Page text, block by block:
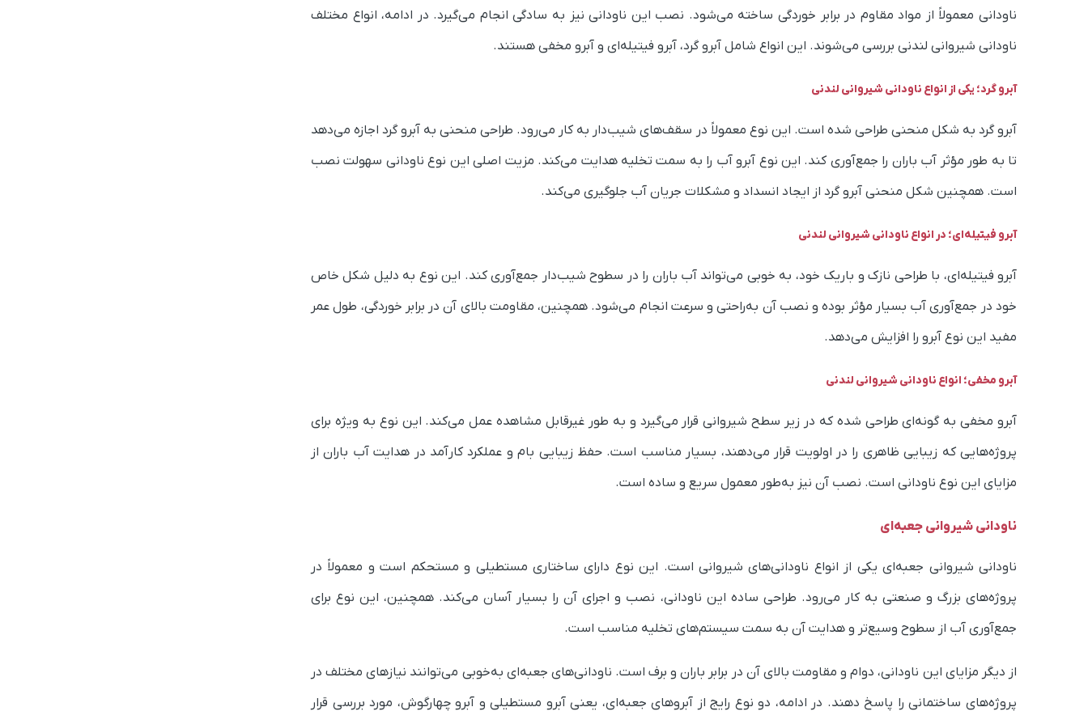
ناودانی معمولاً از مواد مقاوم در برابر خوردگی ساخته می‌شود. نصب این ناودانی نیز به سادگی انجام می‌گیرد. در ادامه، انواع مختلف
ناودانی شیروانی لندنی بررسی می‌شوند. این انواع شامل آبرو گرد، آبرو فیتیله‌ای و آبرو مخفی هستند.
آبرو گرد؛ یکی از انواع ناودانی شیروانی لندنی
آبرو گرد به شکل منحنی طراحی شده است. این نوع معمولاً در سقف‌های شیب‌دار به کار می‌رود. طراحی منحنی به آبرو گرد اجازه می‌دهد
تا به طور مؤثر آب باران را جمع‌آوری کند. این نوع آبرو آب را به سمت تخلیه هدایت می‌کند. مزیت اصلی این نوع ناودانی سهولت نصب
است. همچنین شکل منحنی آبرو گرد از ایجاد انسداد و مشکلات جریان آب جلوگیری می‌کند.
آبرو فیتیله‌ای؛ در انواع ناودانی شیروانی لندنی
آبرو فیتیله‌ای، با طراحی نازک و باریک خود، به خوبی می‌تواند آب باران را در سطوح شیب‌دار جمع‌آوری کند. این نوع به دلیل شکل خاص
خود در جمع‌آوری آب بسیار مؤثر بوده و نصب آن به‌راحتی و سرعت انجام می‌شود. همچنین، مقاومت بالای آن در برابر خوردگی، طول عمر
مفید این نوع آبرو را افزایش می‌دهد.
آبرو مخفی؛ انواع ناودانی شیروانی لندنی
آبرو مخفی به گونه‌ای طراحی شده که در زیر سطح شیروانی قرار می‌گیرد و به طور غیرقابل مشاهده عمل می‌کند. این نوع به ویژه برای
پروژه‌هایی که زیبایی ظاهری را در اولویت قرار می‌دهند، بسیار مناسب است. حفظ زیبایی بام و عملکرد کارآمد در هدایت آب باران از
مزایای این نوع ناودانی است. نصب آن نیز به‌طور معمول سریع و ساده است.
ناودانی شیروانی جعبه‌ای
ناودانی شیروانی جعبه‌ای یکی از انواع ناودانی‌های شیروانی است. این نوع دارای ساختاری مستطیلی و مستحکم است و معمولاً در
پروژه‌های بزرگ و صنعتی به کار می‌رود. طراحی ساده این ناودانی، نصب و اجرای آن را بسیار آسان می‌کند. همچنین، این نوع برای
جمع‌آوری آب از سطوح وسیع‌تر و هدایت آن به سمت سیستم‌های تخلیه مناسب است.
از دیگر مزایای این ناودانی، دوام و مقاومت بالای آن در برابر باران و برف است. ناودانی‌های جعبه‌ای به‌خوبی می‌توانند نیازهای مختلف در
پروژه‌های ساختمانی را پاسخ دهند. در ادامه، دو نوع رایج از آبروهای جعبه‌ای، یعنی آبرو مستطیلی و آبرو چهارگوش، مورد بررسی قرار